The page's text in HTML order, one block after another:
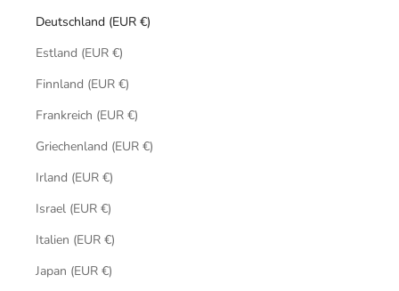
Deutschland (EUR €)
Estland (EUR €)
Finnland (EUR €)
Frankreich (EUR €)
Griechenland (EUR €)
Irland (EUR €)
Israel (EUR €)
Italien (EUR €)
Japan (EUR €)